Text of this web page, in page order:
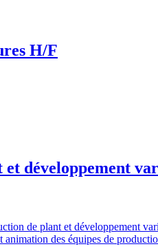
H/F
et développement
de plant et développement
animation des équipes de